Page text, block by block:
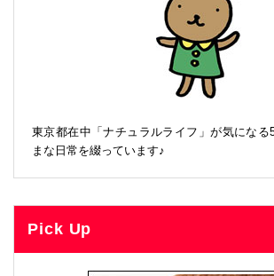
東京都在中「ナチュラルライフ」が気になる
まな日常を綴っています♪
Pick Up